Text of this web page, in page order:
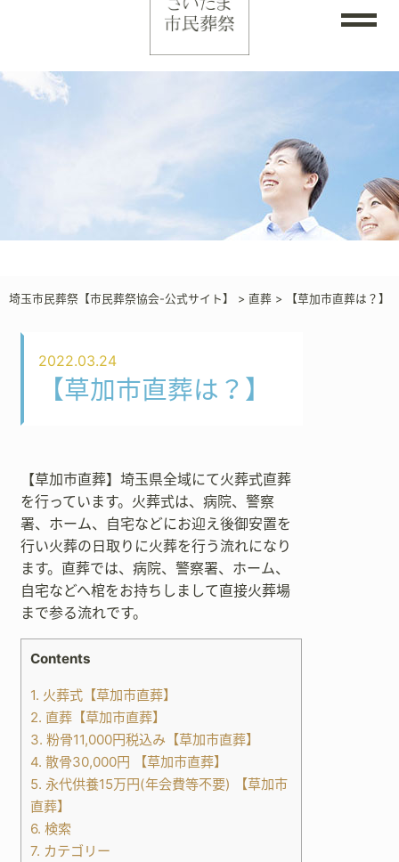
埼玉市民葬祭【市民葬祭協会-公式サイト】 > 直葬 > 【草加市直葬は？】
2022.03.24
【草加市直葬は？】
【草加市直葬】埼玉県全域にて火葬式直葬
を行っています。火葬式は、病院、警察
署、ホーム、自宅などにお迎え後御安置を
行い火葬の日取りに火葬を行う流れになり
ます。直葬では、病院、警察署、ホーム、
自宅などへ棺をお持ちしまして直接火葬場
まで参る流れです。
Contents
1. 火葬式【草加市直葬】
2. 直葬【草加市直葬】
3. 粉骨11,000円税込み【草加市直葬】
4. 散骨30,000円 【草加市直葬】
5. 永代供養15万円(年会費等不要) 【草加市
直葬】
6. 検索
7. カテゴリー